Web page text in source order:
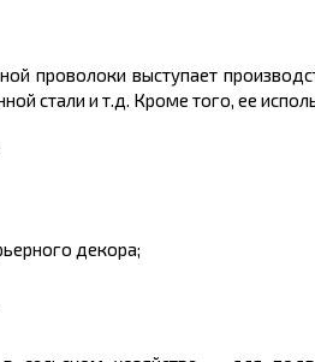
проволоки выступает
стали и т.д. Кроме того, ее
декора;